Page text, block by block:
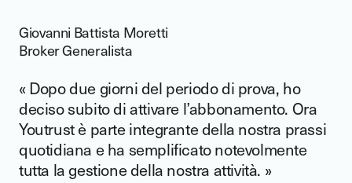
Giovanni Battista Moretti
Broker Generalista
« Dopo due giorni del periodo di prova, ho
deciso subito di attivare l’abbonamento. Ora
Youtrust è parte integrante della nostra prassi
quotidiana e ha semplificato notevolmente
tutta la gestione della nostra attività. »